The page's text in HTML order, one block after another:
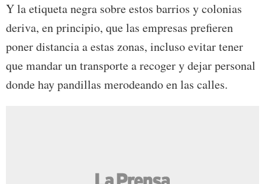
Y la etiqueta negra sobre estos barrios y colonias
deriva, en principio, que las empresas prefieren
poner distancia a estas zonas, incluso evitar tener
que mandar un transporte a recoger y dejar personal
donde hay pandillas merodeando en las calles.